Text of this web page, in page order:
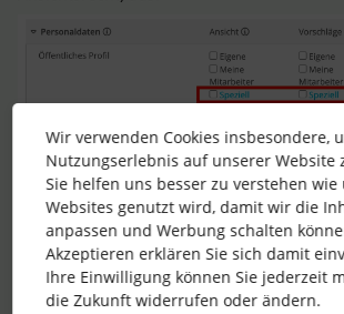
Hier kannst Du nun einen Filter anlegen
definieren, dass Mitarbeiter*innen
nur für die eigene Gesellschaft sehen
Wir verwenden Cookies insbesondere,
Nutzungserlebnis auf unserer Website
Sie helfen uns besser zu verstehen wie
Websites genutzt wird, damit wir die
anpassen und Werbung schalten
Akzeptieren erklären Sie sich damit
Ihre Einwilligung können Sie jederzeit
die Zukunft widerrufen oder ändern.